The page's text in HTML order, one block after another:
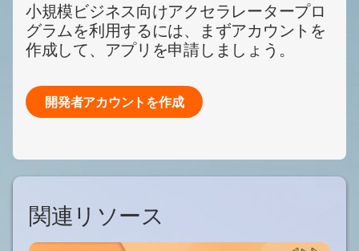
小規模ビジネス向けアクセラレータープロ
グラムを利用するには、まずアカウントを
作成して、アプリを申請しましょう。
開発者アカウントを作成
関連リソース